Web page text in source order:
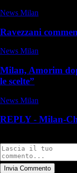
News Milan
Ravezzani
News Milan
Milan, Amorim
le scelte”
News Milan
REPLY - Milan-
Invia Commento